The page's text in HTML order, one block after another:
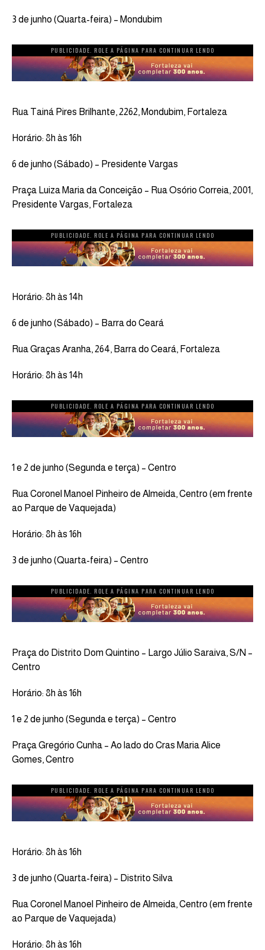
3 de junho (Quarta-feira) – Mondubim
PUBLICIDADE. ROLE A PÁGINA PARA CONTINUAR LENDO
Rua Tainá Pires Brilhante, 2262, Mondubim, Fortaleza
Horário: 8h às 16h
6 de junho (Sábado) – Presidente Vargas
Praça Luiza Maria da Conceição – Rua Osório Correia, 2001,
Presidente Vargas, Fortaleza
PUBLICIDADE. ROLE A PÁGINA PARA CONTINUAR LENDO
Horário: 8h às 14h
6 de junho (Sábado) – Barra do Ceará
Rua Graças Aranha, 264, Barra do Ceará, Fortaleza
Horário: 8h às 14h
PUBLICIDADE. ROLE A PÁGINA PARA CONTINUAR LENDO
1 e 2 de junho (Segunda e terça) – Centro
Rua Coronel Manoel Pinheiro de Almeida, Centro (em frente
ao Parque de Vaquejada)
Horário: 8h às 16h
3 de junho (Quarta-feira) – Centro
PUBLICIDADE. ROLE A PÁGINA PARA CONTINUAR LENDO
Praça do Distrito Dom Quintino – Largo Júlio Saraiva, S/N –
Centro
Horário: 8h às 16h
1 e 2 de junho (Segunda e terça) – Centro
Praça Gregório Cunha – Ao lado do Cras Maria Alice
Gomes, Centro
PUBLICIDADE. ROLE A PÁGINA PARA CONTINUAR LENDO
Horário: 8h às 16h
3 de junho (Quarta-feira) – Distrito Silva
Rua Coronel Manoel Pinheiro de Almeida, Centro (em frente
ao Parque de Vaquejada)
Horário: 8h às 16h